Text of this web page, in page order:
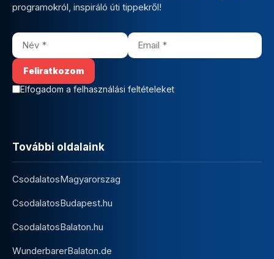
programokról, inspiráló úti tippekről!
Elfogadom a felhasználási feltételeket
További oldalaink
CsodalatosMagyarorszag
CsodalatosBudapest.hu
CsodalatosBalaton.hu
WunderbarerBalaton.de